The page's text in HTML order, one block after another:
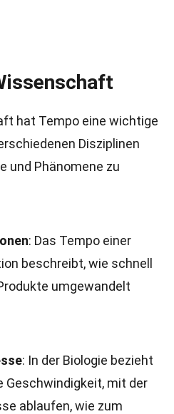
hat Tempo eine wichtige
Disziplinen
und Phänomene zu
: Das Tempo einer
beschreibt, wie schnell
umgewandelt
: In der Biologie bezieht
Geschwindigkeit, mit der
ablaufen, wie zum